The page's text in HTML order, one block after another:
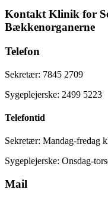
Kontakt Klinik for
Bækkenorganerne
Telefon
Sekretær: 7845 2709
Sygeplejerske: 2499 5223
Telefontid
Sekretær: Mandag-fredag
Sygeplejerske: Onsdag-
Mail